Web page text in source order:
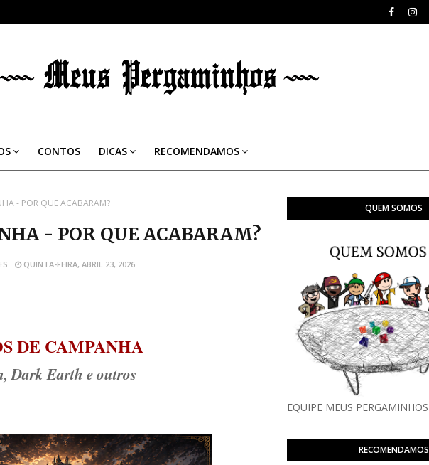
CONTOS DICAS RECOMENDAMOS
- POR QUE ACABARAM?
- POR QUE ACABARAM?
QUINTA-FEIRA, ABRIL 23, 2026
DE CAMPANHA
Dark Earth e outros
QUEM SOMOS
EQUIPE MEUS PERGAMINHOS
RECOMENDAMOS